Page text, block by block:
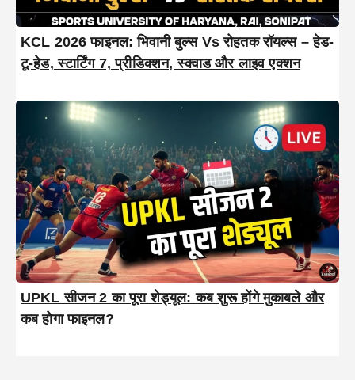
KCL 2026 फाइनल: भिवानी बुल्स Vs रोहतक रॉयल्स – हेड-
टू-हेड, स्टार्टिंग 7, प्रीडिक्शन, स्क्वाड और लाइव एक्शन
UPKL सीजन 2 का पूरा शेड्यूल: कब शुरू होंगे मुकाबले और
कब होगा फाइनल?